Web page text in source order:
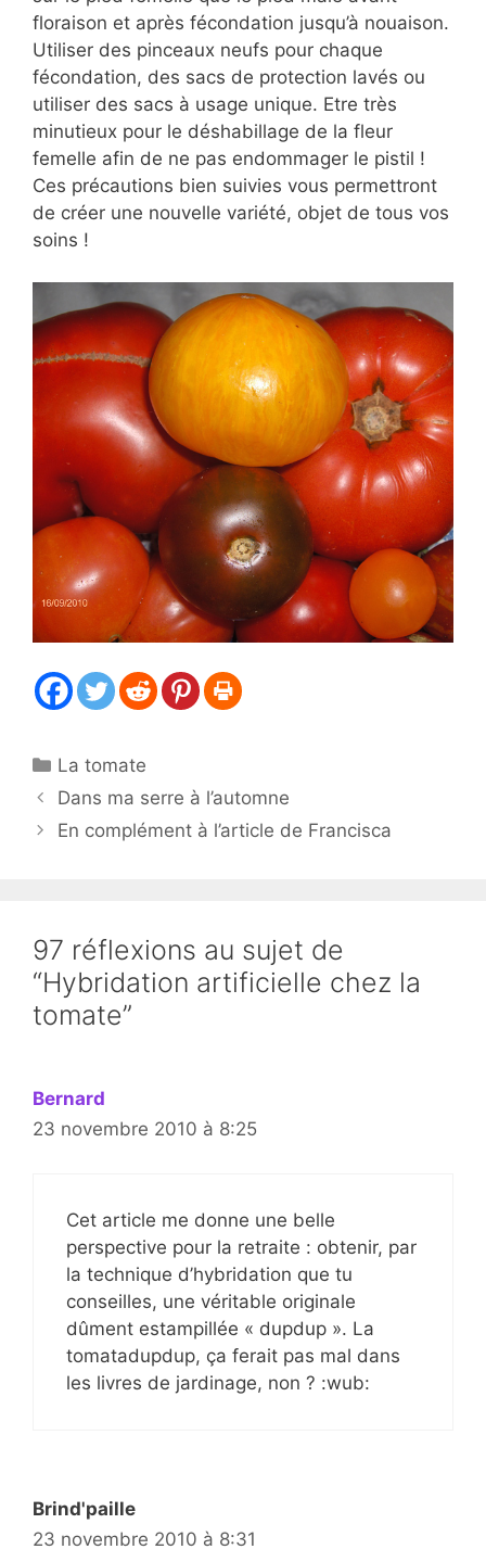
floraison et après fécondation jusqu’à nouaison.
Utiliser des pinceaux neufs pour chaque
fécondation, des sacs de protection lavés ou
utiliser des sacs à usage unique. Etre très
minutieux pour le déshabillage de la fleur
femelle afin de ne pas endommager le pistil !
Ces précautions bien suivies vous permettront
de créer une nouvelle variété, objet de tous vos
soins !
Catégories
La tomate
Dans ma serre à l’automne
En complément à l’article de Francisca
97 réflexions au sujet de
“Hybridation artificielle chez la
tomate”
Bernard
23 novembre 2010 à 8:25
Cet article me donne une belle
perspective pour la retraite : obtenir, par
la technique d’hybridation que tu
conseilles, une véritable originale
dûment estampillée « dupdup ». La
tomatadupdup, ça ferait pas mal dans
les livres de jardinage, non ? :wub:
Brind'paille
23 novembre 2010 à 8:31